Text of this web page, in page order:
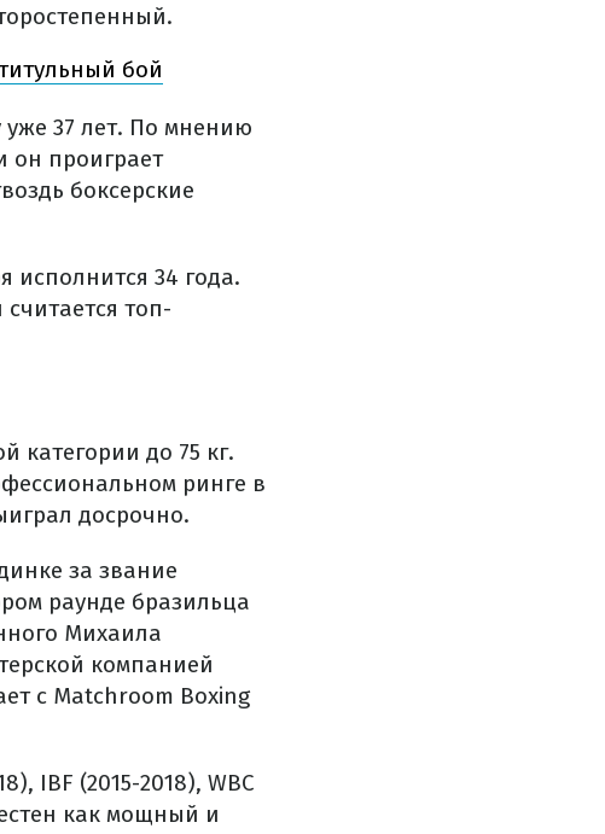
бой
уже 37 лет. По мнению
он проиграет
боксерские
исполнится 34 года.
топ-
категории до 75 кг.
ринге в
досрочно.
за звание
раунде бразильца
Михаила
компанией
с Matchroom Boxing
IBF (2015-2018), WBC
как мощный и